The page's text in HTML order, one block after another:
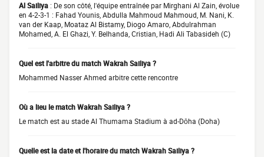
Al Sailiya : De son côté, l'équipe entraînée par Mirghani Al Zain, évolue
en 4-2-3-1 : Fahad Younis, Abdulla Mahmoud Mahmoud, M. Nani, K.
van der Kaap, Moataz Al Bistamy, Diogo Amaro, Abdulrahman
Mohamed, A. El Ghazi, Y. Belhanda, Cristian, Hadi Ali Tabasideh (C)
Quel est l'arbitre du match Wakrah Sailiya ?
Mohammed Nasser Ahmed arbitre cette rencontre
Où a lieu le match Wakrah Sailiya ?
Le match est au stade Al Thumama Stadium à ad-Dōha (Doha)
Quelle est la date et l'horaire du match Wakrah Sailiya ?